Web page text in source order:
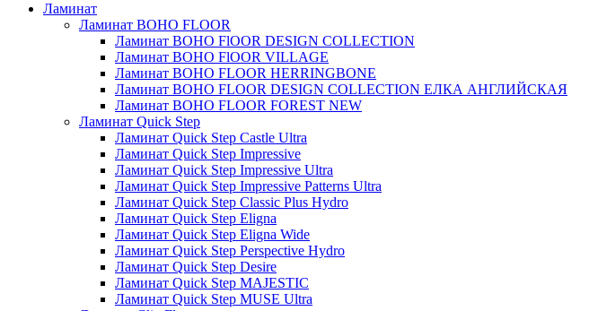
Ламинат
Ламинат BOHO FLOOR
Ламинат BOHO FlOOR DESIGN COLLECTION
Ламинат BOHO FlOOR VILLAGE
Ламинат BOHO FLOOR HERRINGBONE
Ламинат BOHO FLOOR DESIGN COLLECTION ЕЛКА АНГЛИЙСКАЯ
Ламинат BOHO FLOOR FOREST NEW
Ламинат Quick Step
Ламинат Quick Step Castle Ultra
Ламинат Quick Step Impressive
Ламинат Quick Step Impressive Ultra
Ламинат Quick Step Impressive Patterns Ultra
Ламинат Quick Step Classic Plus Hydro
Ламинат Quick Step Eligna
Ламинат Quick Step Eligna Wide
Ламинат Quick Step Perspective Hydro
Ламинат Quick Step Desire
Ламинат Quick Step MAJESTIC
Ламинат Quick Step MUSE Ultra